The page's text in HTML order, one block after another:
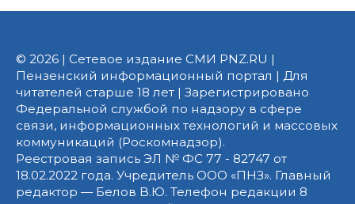
© 2026 | Сетевое издание СМИ PNZ.RU |
Пензенский информационный портал | Для
читателей старше 18 лет | Зарегистрировано
Федеральной службой по надзору в сфере
связи, информационных технологий и массовых
коммуникаций (Роскомнадзор).
Реестровая запись ЭЛ № ФС 77 - 82747 от
18.02.2022 года. Учредитель ООО «ПНЗ». Главный
редактор — Белов В.Ю. Телефон редакции 8